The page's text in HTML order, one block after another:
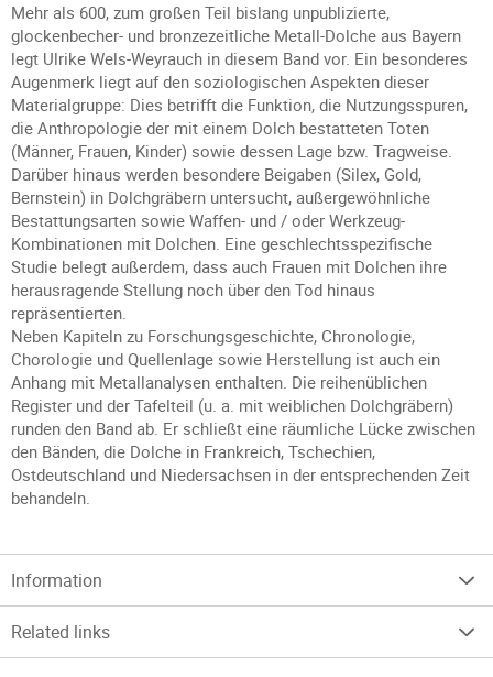
Mehr als 600, zum großen Teil bislang unpublizierte,
glockenbecher- und bronzezeitliche Metall-Dolche aus Bayern
legt Ulrike Wels-Weyrauch in diesem Band vor. Ein besonderes
Augenmerk liegt auf den soziologischen Aspekten dieser
Materialgruppe: Dies betrifft die Funktion, die Nutzungsspuren,
die Anthropologie der mit einem Dolch bestatteten Toten
(Männer, Frauen, Kinder) sowie dessen Lage bzw. Tragweise.
Darüber hinaus werden besondere Beigaben (Silex, Gold,
Bernstein) in Dolchgräbern untersucht, außergewöhnliche
Bestattungsarten sowie Waffen- und / oder Werkzeug-
Kombinationen mit Dolchen. Eine geschlechtsspezifische
Studie belegt außerdem, dass auch Frauen mit Dolchen ihre
herausragende Stellung noch über den Tod hinaus
repräsentierten.
Neben Kapiteln zu Forschungsgeschichte, Chronologie,
Chorologie und Quellenlage sowie Herstellung ist auch ein
Anhang mit Metallanalysen enthalten. Die reihenüblichen
Register und der Tafelteil (u. a. mit weiblichen Dolchgräbern)
runden den Band ab. Er schließt eine räumliche Lücke zwischen
den Bänden, die Dolche in Frankreich, Tschechien,
Ostdeutschland und Niedersachsen in der entsprechenden Zeit
behandeln.
Information
Related links